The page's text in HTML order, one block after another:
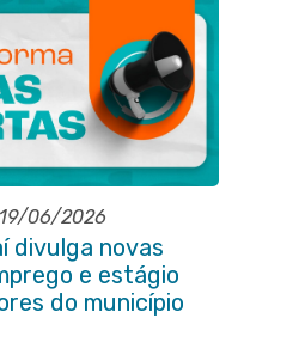
06/2026
divulga novas
e estágio
do município